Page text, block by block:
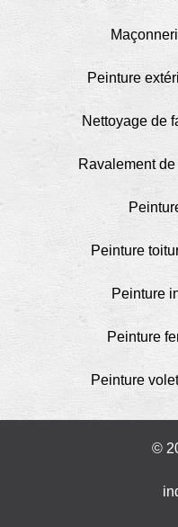
Peinture
Nettoyage de
Ravalement
Peinture
Peinture
Peinture
Peinture
©